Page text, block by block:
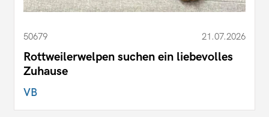
50679 21.07.2026
Rottweilerwelpen suchen ein liebevolles
Zuhause
VB